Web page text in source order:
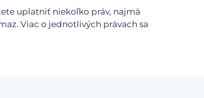
uplatniť niekoľko práv, najmä
Viac o jednotlivých právach sa